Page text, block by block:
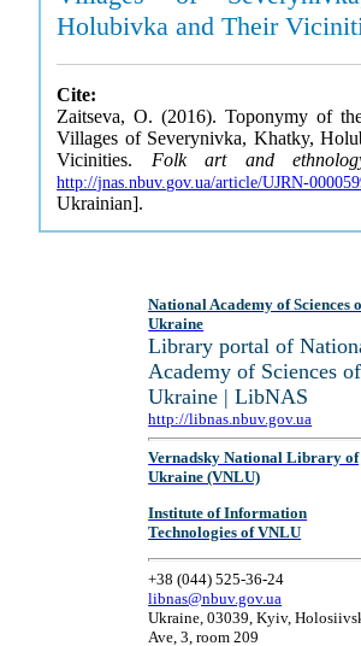
Holubivka and Their
Cite:
Zaitseva, O. (2016). Toponymy of
Villages of Severynivka, Khatky,
Vicinities. Folk art and
http://jnas.nbuv.gov.ua/article/UJRN-
Ukrainian].
National Academy of Sciences
Ukraine
Library portal of
Academy of Sciences of
Ukraine | LibNAS
http://libnas.nbuv.gov.ua
Vernadsky National Library of
Ukraine (VNLU)
Institute of Information
Technologies of VNLU
+38 (044) 525-36-24
libnas@nbuv.gov.ua
Ukraine, 03039, Kyiv,
Ave, 3, room 209